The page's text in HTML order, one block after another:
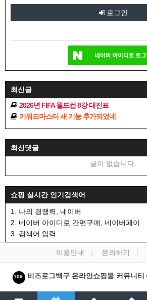
로그인
최신글
2026년 FIFA 월드컵 8강 대진표
키워드마스터 새 기능 추가되었네
최신댓글
글이 없습니다.
쇼핑 실시간 인기검색어
1. 나의 경쟁력, 네이버
2. 네이버 아이디로 간편구매, 네이버페이
3. 검색어 입력
이용안내 문의하기
109 비즈로그백구 온라인쇼핑몰 커뮤니티